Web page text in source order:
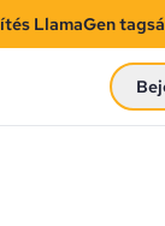
LlamaGen